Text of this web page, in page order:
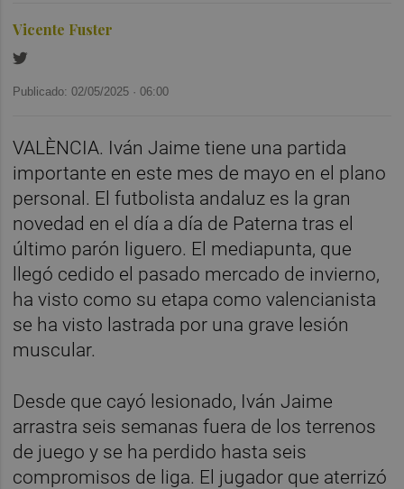
Vicente Fuster
Publicado: 02/05/2025 ·06:00
VALÈNCIA. Iván Jaime tiene una partida
importante en este mes de mayo en el plano
personal. El futbolista andaluz es la gran
novedad en el día a día de Paterna tras el
último parón liguero. El mediapunta, que
llegó cedido el pasado mercado de invierno,
ha visto como su etapa como valencianista
se ha visto lastrada por una grave lesión
muscular.
Desde que cayó lesionado, Iván Jaime
arrastra seis semanas fuera de los terrenos
de juego y se ha perdido hasta seis
compromisos de liga. El jugador que aterrizó